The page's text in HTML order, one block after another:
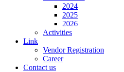
2024
2025
2026
Activities
Link
Vendor Registration
Career
Contact us